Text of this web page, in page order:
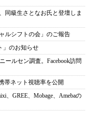
同級生さとなお氏と登壇しま
ルシフトの会」のご報告
」のお知らせ
ールセン調査。Facebook訪問
帯ネット視聴率を公開
、GREE、Mobage、Amebaの